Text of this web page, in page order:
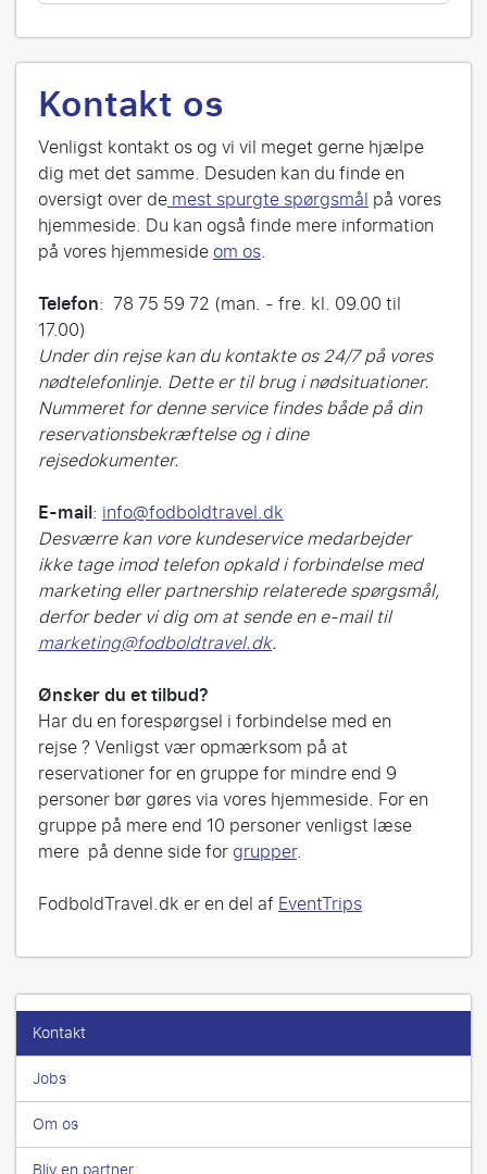
Kontakt os
Venligst kontakt os og vi vil meget gerne hjælpe
dig met det samme. Desuden kan du finde en
oversigt over demest spurgte spørgsmålpå vores
hjemmeside. Du kan også finde mere information
på vores hjemmesideom os.
Telefon: 78 75 59 72 (man. - fre. kl. 09.00 til
17.00)
Under din rejse kan du kontakte os 24/7 på vores
nødtelefonlinje. Dette er til brug i nødsituationer.
Nummeret for denne service findes både på din
reservationsbekræftelse og i dine
rejsedokumenter.
E-mail: info@fodboldtravel.dk
Desværre kan vore kundeservice medarbejder
ikke tage imod telefon opkald i forbindelse med
marketing eller partnership relaterede spørgsmål,
derfor beder vi dig om at sende en e-mail til
marketing@fodboldtravel.dk.
Ønsker du et tilbud?
Har du en forespørgsel i forbindelse med en
rejse ? Venligst vær opmærksom på at
reservationer for en gruppe for mindre end 9
personer bør gøres via vores hjemmeside. For en
gruppe på mere end 10 personer venligst læse
mere på denne side forgrupper.
FodboldTravel.dk er en del afEventTrips
Kontakt
Jobs
Om os